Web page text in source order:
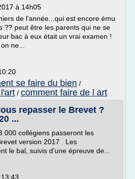
à 14h05
de l'année...qui est encore ému
?? peut être les parents qui ne se
bac à eux était un vrai examen !
ne...
se faire du bien /
/ comment faire de l art
repasser le Brevet ?
...
000 collégiens passeront les
version 2017 . Les
le bal, suivis d'une épreuve de...